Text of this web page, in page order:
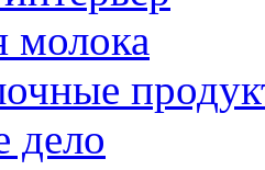
молока
дело